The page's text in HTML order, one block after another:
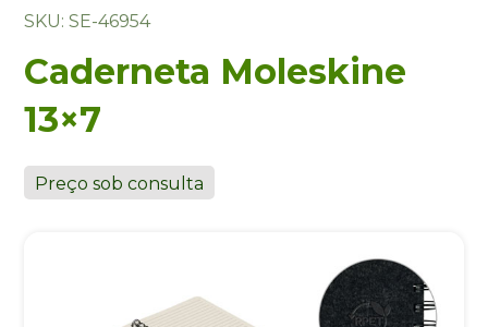
SKU: SE-46954
Caderneta Moleskine
13×7
Preço sob consulta
Eu concordo em receber comunicações.